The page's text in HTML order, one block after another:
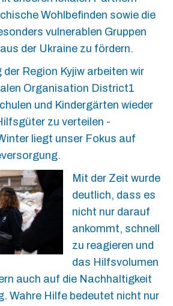
Wohlbefinden sowie die
vulnerablen Gruppen
der Ukraine zu fördern.
Region Kyjiw arbeiten wir
Organisation District1
und Kindergärten wieder
zu verteilen -
liegt unser Fokus auf
Mit der Zeit wurde
deutlich, dass es
nicht nur darauf
ankommt, schnell
zu reagieren und
das Hilfsvolumen
auch auf die Nachhaltigkeit
Wahre Hilfe bedeutet nicht nur